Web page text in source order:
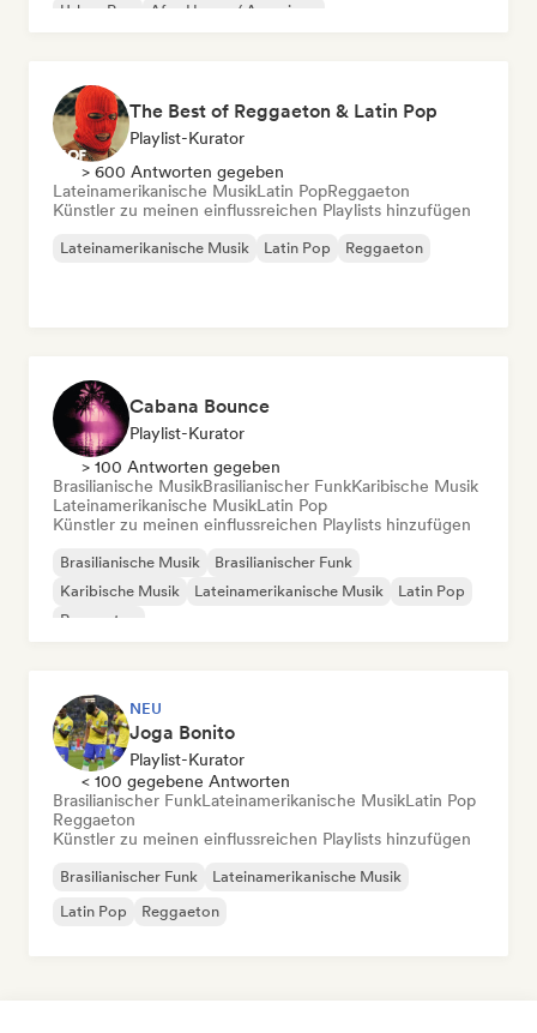
Urban Pop
Afro House / Amapiano
The Best of Reggaeton & Latin Pop
Playlist-Kurator
> 600 Antworten gegeben
Lateinamerikanische MusikLatin PopReggaeton
Künstler zu meinen einflussreichen Playlists hinzufügen
Lateinamerikanische Musik Latin Pop Reggaeton
Cabana Bounce
Playlist-Kurator
> 100 Antworten gegeben
Brasilianische MusikBrasilianischer FunkKaribische Musik
Lateinamerikanische MusikLatin Pop
Künstler zu meinen einflussreichen Playlists hinzufügen
Brasilianische Musik
Brasilianischer Funk
Karibische Musik
Lateinamerikanische Musik
Latin Pop
Reggaeton
NEU
Joga Bonito
Playlist-Kurator
< 100 gegebene Antworten
Brasilianischer FunkLateinamerikanische MusikLatin Pop
Reggaeton
Künstler zu meinen einflussreichen Playlists hinzufügen
Brasilianischer Funk
Lateinamerikanische Musik
Latin Pop
Reggaeton